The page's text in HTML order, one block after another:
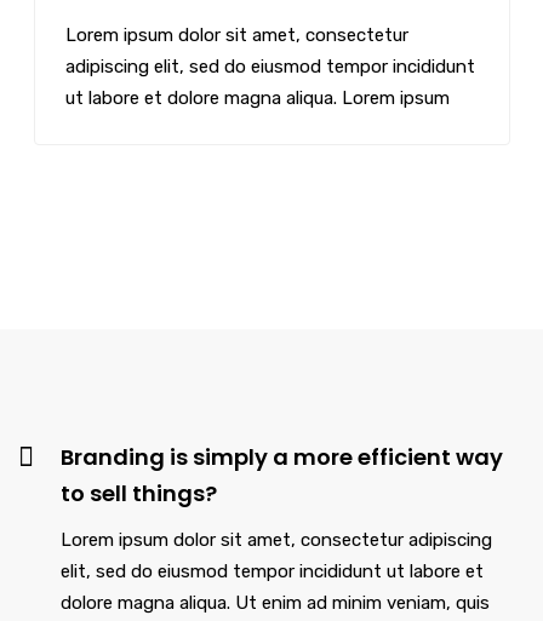
Lorem ipsum dolor sit amet, consectetur
adipiscing elit, sed do eiusmod tempor incididunt
ut labore et dolore magna aliqua. Lorem ipsum
Branding is simply a more efficient way
to sell things?
Lorem ipsum dolor sit amet, consectetur adipiscing
elit, sed do eiusmod tempor incididunt ut labore et
dolore magna aliqua. Ut enim ad minim veniam, quis